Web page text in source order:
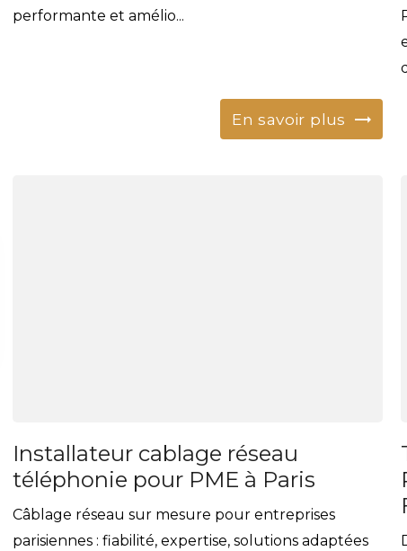
performante et amélio...
En savoir plus
Installateur cablage réseau
téléphonie pour PME à Paris
Câblage réseau sur mesure pour entreprises
parisiennes : fiabilité, expertise, solutions adaptées